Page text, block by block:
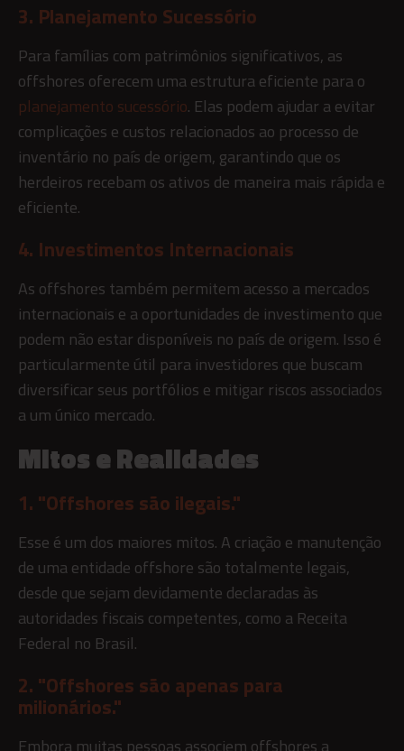
3. Planejamento Sucessório
Para famílias com patrimônios significativos, as
offshores oferecem uma estrutura eficiente para o
planejamento sucessório. Elas podem ajudar a evitar
complicações e custos relacionados ao processo de
inventário no país de origem, garantindo que os
herdeiros recebam os ativos de maneira mais rápida e
eficiente.
4. Investimentos Internacionais
As offshores também permitem acesso a mercados
internacionais e a oportunidades de investimento que
podem não estar disponíveis no país de origem. Isso é
particularmente útil para investidores que buscam
diversificar seus portfólios e mitigar riscos associados
a um único mercado.
Mitos e Realidades
1. "Offshores são ilegais."
Esse é um dos maiores mitos. A criação e manutenção
de uma entidade offshore são totalmente legais,
desde que sejam devidamente declaradas às
autoridades fiscais competentes, como a Receita
Federal no Brasil.
2. "Offshores são apenas para
milionários."